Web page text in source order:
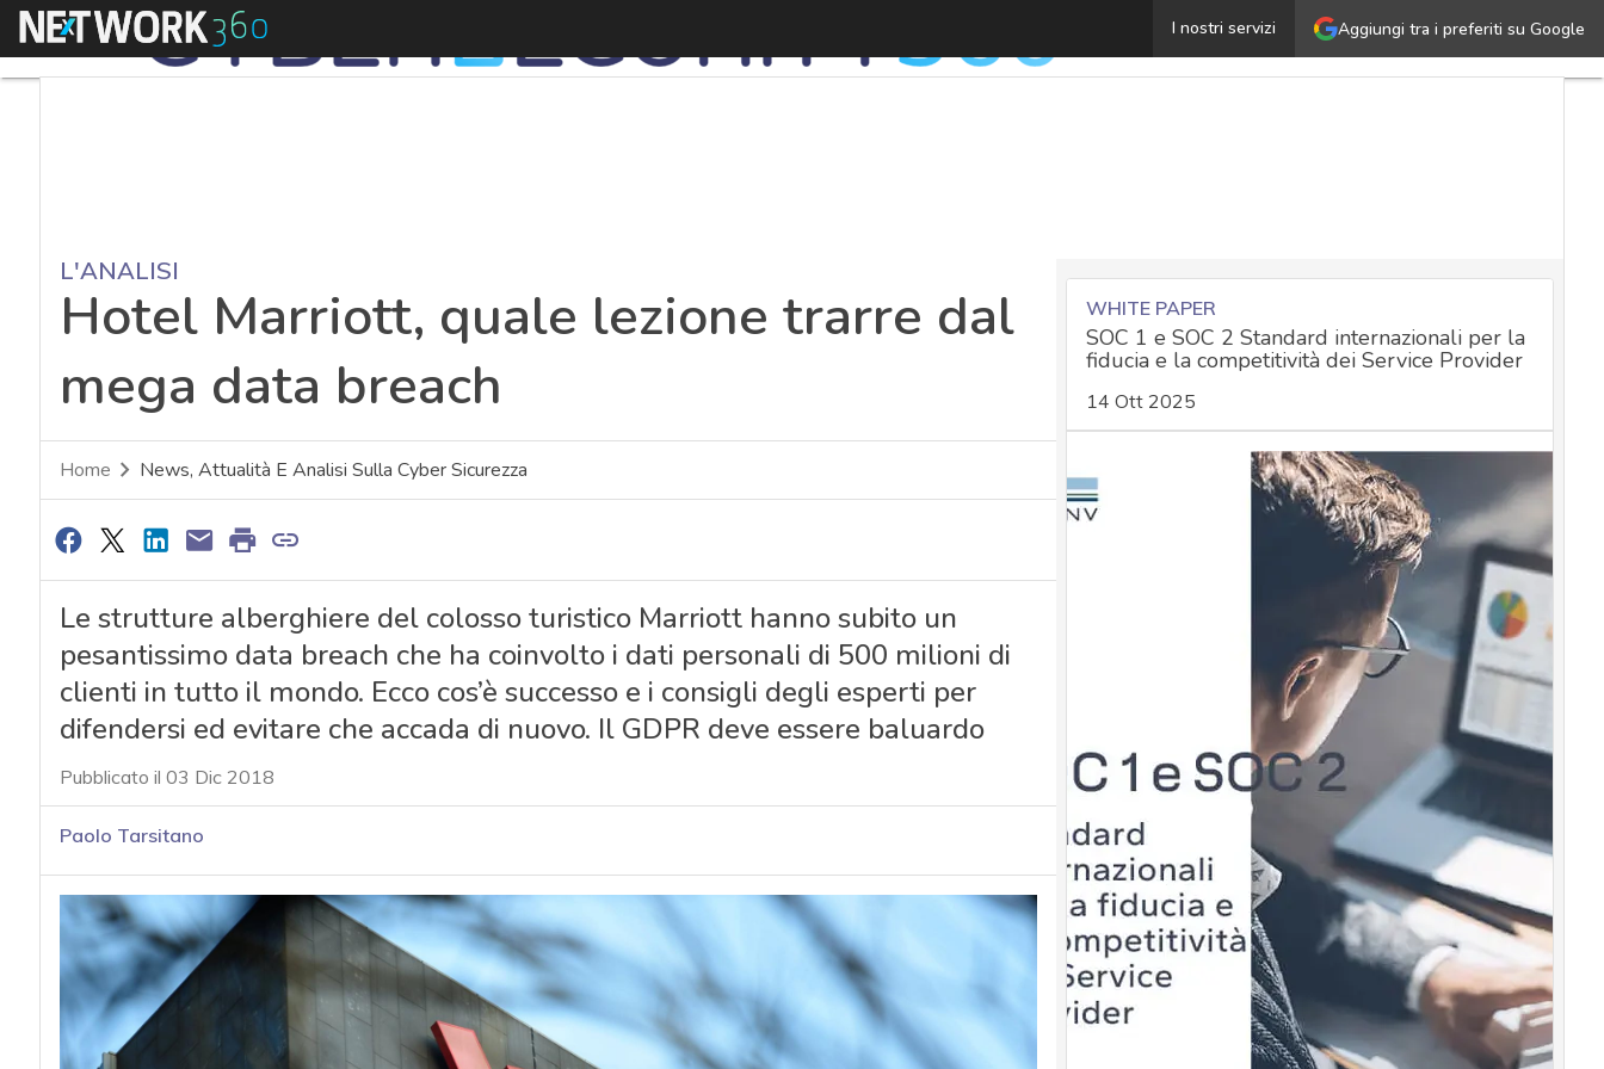
Aggiungi tra i preferiti su Google
I nostri servizi
Menu Hotel Marriott, quale lezione trarre dal mega data
L'ANALISI
Hotel Marriott, quale lezione trarre dal
mega data breach
Home News, Attualità E Analisi Sulla Cyber Sicurezza
Le strutture alberghiere del colosso turistico Marriott hanno subito un
pesantissimo data breach che ha coinvolto i dati personali di 500 milioni di
clienti in tutto il mondo. Ecco cos’è successo e i consigli degli esperti per
difendersi ed evitare che accada di nuovo. Il GDPR deve essere baluardo
Pubblicato il 03 Dic 2018
Paolo Tarsitano
WHITE PAPER
SOC 1 e SOC 2 Standard internazionali per la
fiducia e la competitività dei Service Provider
14 Ott 2025